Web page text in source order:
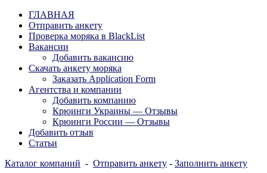
Рассылка
Вакансии для моряков. Работа для
моряков в море. Каталог крюинговых
компаний и морских агентств
Украины, России, Европы и Всего
мира. Отзывы, Контакты, Работа,
Вакансии для моряков. Рассылка
апликашки CV application form
ГЛАВНАЯ
Отправить анкету
Проверка моряка в BlackList
Вакансии
Добавить вакансию
Скачать анкету моряка
Заказать Application Form
Агентства и компании
Добавить компанию
Крюинги Украины — Отзывы
Крюинги России — Отзывы
Добавить отзыв
Статьи
Каталог компаний - Отправить анкету - Заполнить анкету